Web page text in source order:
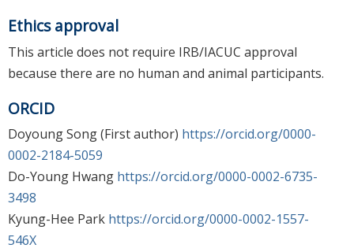
Ethics approval
This article does not require IRB/IACUC approval
because there are no human and animal participants.
ORCID
Doyoung Song (First author) https://orcid.org/0000-
0002-2184-5059
Do-Young Hwang https://orcid.org/0000-0002-6735-
3498
Kyung-Hee Park https://orcid.org/0000-0002-1557-
546X